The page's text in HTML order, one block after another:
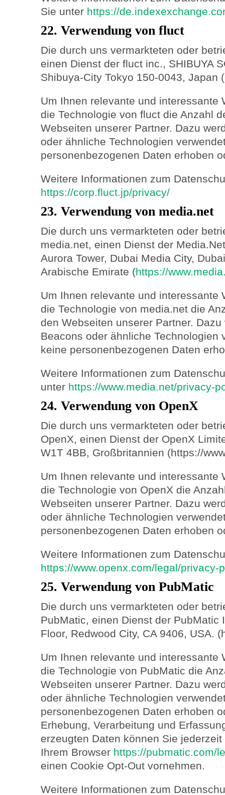
Sie unter https://
22. Verwendung von fluct
Die durch uns vermarkteten oder
einen Dienst der fluct inc., SHIBUYA
Shibuya-City Tokyo 150-0043, Japan
Um Ihnen relevante und interessante
die Technologie von fluct die Anzahl
Webseiten unserer Partner. Dazu
oder ähnliche Technologien
personenbezogenen Daten erhoben
Weitere Informationen zum
https://corp.fluct.jp/privacy/
23. Verwendung von media.net
Die durch uns vermarkteten oder
media.net, einen Dienst der
Aurora Tower, Dubai Media City,
Arabische Emirate (https://
Um Ihnen relevante und interessante
die Technologie von media.net die
den Webseiten unserer Partner.
Beacons oder ähnliche Technologien
keine personenbezogenen Daten
Weitere Informationen zum
unter https://www.media.net/privacy-
24. Verwendung von OpenX
Die durch uns vermarkteten oder
OpenX, einen Dienst der OpenX
W1T 4BB, Großbritannien (https://
Um Ihnen relevante und interessante
die Technologie von OpenX die
Webseiten unserer Partner. Dazu
oder ähnliche Technologien
personenbezogenen Daten erhoben
Weitere Informationen zum
https://www.openx.com/legal/privacy-
25. Verwendung von PubMatic
Die durch uns vermarkteten oder
PubMatic, einen Dienst der PubMatic
Floor, Redwood City, CA 9406, USA.
Um Ihnen relevante und interessante
die Technologie von PubMatic die
Webseiten unserer Partner. Dazu
oder ähnliche Technologien
personenbezogenen Daten erhoben
Erhebung, Verarbeitung und
erzeugten Daten können Sie
Ihrem Browser https://pubmatic.com/
einen Cookie Opt-Out vornehmen.
Weitere Informationen zum